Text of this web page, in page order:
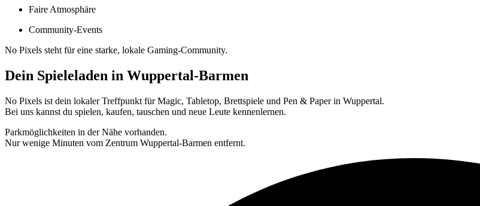
Faire Atmosphäre
Community-Events
No Pixels steht für eine starke, lokale Gaming-Community.
Dein Spieleladen in Wuppertal-Barmen
No Pixels ist dein lokaler Treffpunkt für Magic, Tabletop, Brettspiele und Pen & Paper in Wuppertal.
Bei uns kannst du spielen, kaufen, tauschen und neue Leute kennenlernen.
Parkmöglichkeiten in der Nähe vorhanden.
Nur wenige Minuten vom Zentrum Wuppertal-Barmen entfernt.